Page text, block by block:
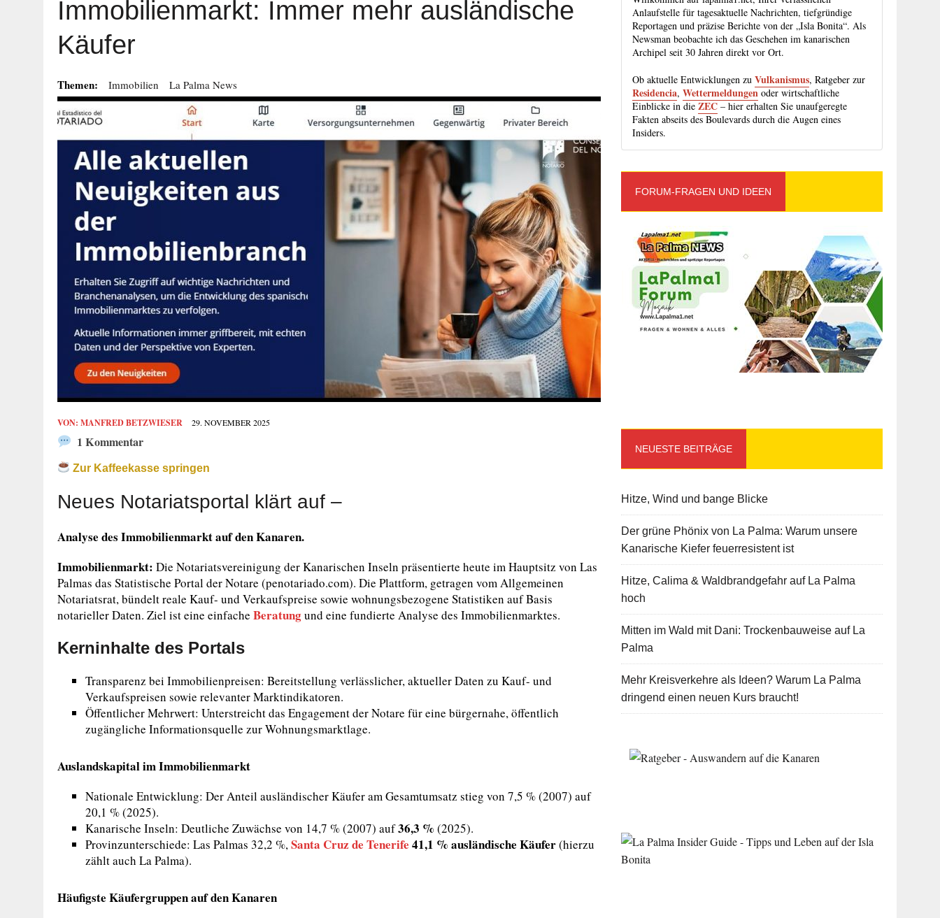
Immobilienmarkt: Immer mehr ausländische
Käufer
Themen: Immobilien La Palma News
VON: MANFRED BETZWIESER 29. NOVEMBER 2025
1 Kommentar
Zur Kaffeekasse springen
Neues Notariatsportal klärt auf –
Analyse des Immobilienmarkt auf den Kanaren.
Immobilienmarkt: Die Notariatsvereinigung der Kanarischen Inseln präsentierte heute im Hauptsitz von Las
Palmas das Statistische Portal der Notare (penotariado.com). Die Plattform, getragen vom Allgemeinen
Notariatsrat, bündelt reale Kauf- und Verkaufspreise sowie wohnungsbezogene Statistiken auf Basis
notarieller Daten. Ziel ist eine einfache Beratungund eine fundierte Analyse des Immobilienmarktes.
Kerninhalte des Portals
Transparenz bei Immobilienpreisen: Bereitstellung verlässlicher, aktueller Daten zu Kauf- und
Verkaufspreisen sowie relevanter Marktindikatoren.
Öffentlicher Mehrwert: Unterstreicht das Engagement der Notare für eine bürgernahe, öffentlich
zugängliche Informationsquelle zur Wohnungsmarktlage.
Auslandskapital im Immobilienmarkt
Nationale Entwicklung: Der Anteil ausländischer Käufer am Gesamtumsatz stieg von 7,5 % (2007) auf
20,1 % (2025).
Kanarische Inseln: Deutliche Zuwächse von 14,7 % (2007) auf36,3 % (2025).
Provinzunterschiede: Las Palmas 32,2 %,Santa Cruz de Tenerife 41,1 % ausländische Käufer(hierzu
zählt auch La Palma).
Häufigste Käufergruppen auf den Kanaren
Anlaufstelle für tagesaktuelle Nachrichten, tiefgründige
Reportagen und präzise Berichte von der „Isla Bonita“. Als
Newsman beobachte ich das Geschehen im kanarischen
Archipel seit 30 Jahren direkt vor Ort.
Ob aktuelle Entwicklungen zuVulkanismus, Ratgeber zur
Residencia,Wettermeldungen oder wirtschaftliche
Einblicke in dieZEC – hier erhalten Sie unaufgeregte
Fakten abseits des Boulevards durch die Augen eines
Insiders.
FORUM-FRAGEN UND IDEEN
NEUESTE BEITRÄGE
Hitze, Wind und bange Blicke
Der grüne Phönix von La Palma: Warum unsere
Kanarische Kiefer feuerresistent ist
Hitze, Calima & Waldbrandgefahr auf La Palma
hoch
Mitten im Wald mit Dani: Trockenbauweise auf La
Palma
Mehr Kreisverkehre als Ideen? Warum La Palma
dringend einen neuen Kurs braucht!